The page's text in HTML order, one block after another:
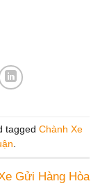
tagged Chành Xe
.
Gửi Hàng Hòa